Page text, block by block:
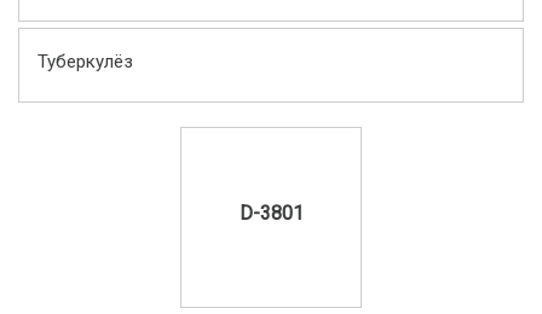
Туберкулёз
D-3801